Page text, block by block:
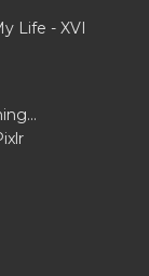
Life - XVI